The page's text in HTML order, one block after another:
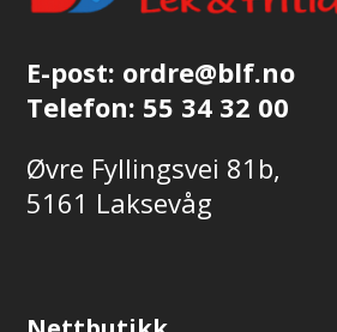
E-post: ordre@blf.no
Telefon: 55 34 32 00
Øvre Fyllingsvei 81b,
5161 Laksevåg